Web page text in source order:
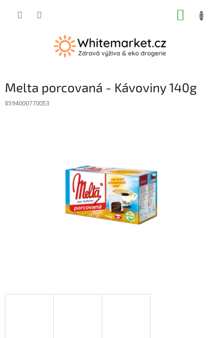
Melta porcovaná - Kávoviny 140g
8594000770053